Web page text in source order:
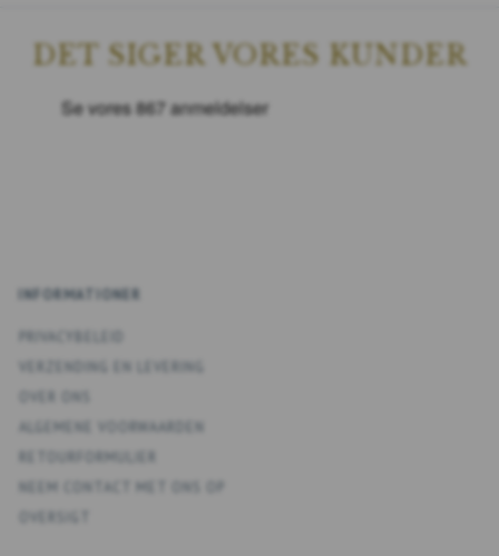
DET SIGER VORES KUNDER
INFORMATIONER
ALGEMENE VOORWAARDEN
RETOURFORMULIER
NEEM CONTACT MET ONS OP